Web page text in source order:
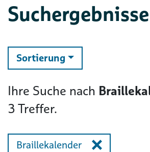
Suchergebnisse
Sortierung ändern
Ihre Suche nach
3Treffer.
Braillekalender